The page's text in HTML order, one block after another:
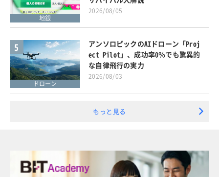
地銀
2026/08/05
5
ドローン
アンソロピックのAIドローン「Proj
ect Pilot」、成功率0％でも驚異的
な自律飛行の実力
2026/08/03
もっと見る